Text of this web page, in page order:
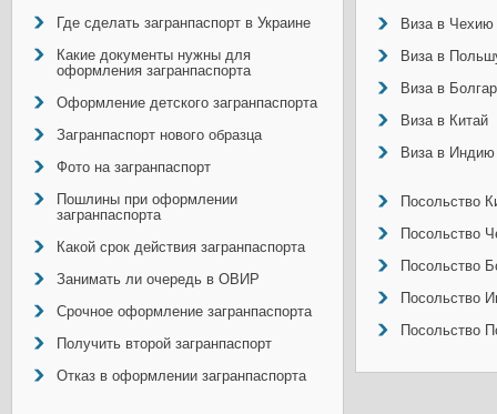
Где сделать загранпаспорт в Украине
Какие документы нужны для
оформления загранпаспорта
Оформление детского загранпаспорта
Загранпаспорт нового образца
Фото на загранпаспорт
Пошлины при оформлении
загранпаспорта
Какой срок действия загранпаспорта
Занимать ли очередь в ОВИР
Срочное оформление загранпаспорта
Получить второй загранпаспорт
Отказ в оформлении загранпаспорта
Виза в Чехию
Виза в
Виза в
Виза в Китай
Виза в Индию
Посольство
Посольство
Посольство
Посольство
Посольство